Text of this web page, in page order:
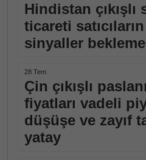
Hindistan çıkışlı
ticareti
sinyaller
28 Tem
Çin çıkışlı
fiyatları vadeli
düşüşe ve zayıf
yatay